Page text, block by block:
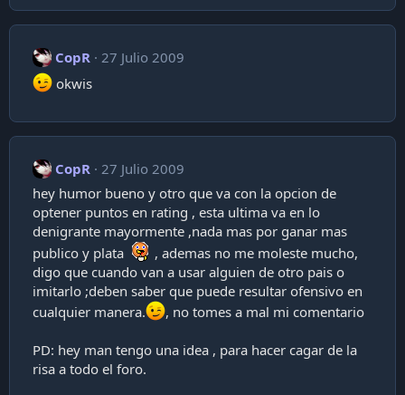
CopR 27 Julio 2009
okwis
CopR 27 Julio 2009
hey humor bueno y otro que va con la opcion de
optener puntos en rating , esta ultima va en lo
denigrante mayormente ,nada mas por ganar mas
publico y plata
, ademas no me moleste mucho,
digo que cuando van a usar alguien de otro pais o
imitarlo ;deben saber que puede resultar ofensivo en
cualquier manera.
, no tomes a mal mi comentario
PD: hey man tengo una idea , para hacer cagar de la
risa a todo el foro.